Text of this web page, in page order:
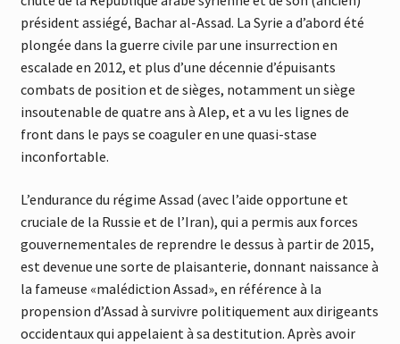
président assiégé, Bachar al-Assad. La Syrie a d’abord été
plongée dans la guerre civile par une insurrection en
escalade en 2012, et plus d’une décennie d’épuisants
combats de position et de sièges, notamment un siège
insoutenable de quatre ans à Alep, et a vu les lignes de
front dans le pays se coaguler en une quasi-stase
inconfortable.
L’endurance du régime Assad (avec l’aide opportune et
cruciale de la Russie et de l’Iran), qui a permis aux forces
gouvernementales de reprendre le dessus à partir de 2015,
est devenue une sorte de plaisanterie, donnant naissance à
la fameuse «malédiction Assad», en référence à la
propension d’Assad à survivre politiquement aux dirigeants
occidentaux qui appelaient à sa destitution. Après avoir